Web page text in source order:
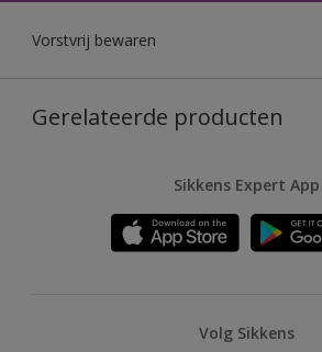
Vorstvrij bewaren
Gerelateerde producten
Sikkens Expert App
Volg Sikkens